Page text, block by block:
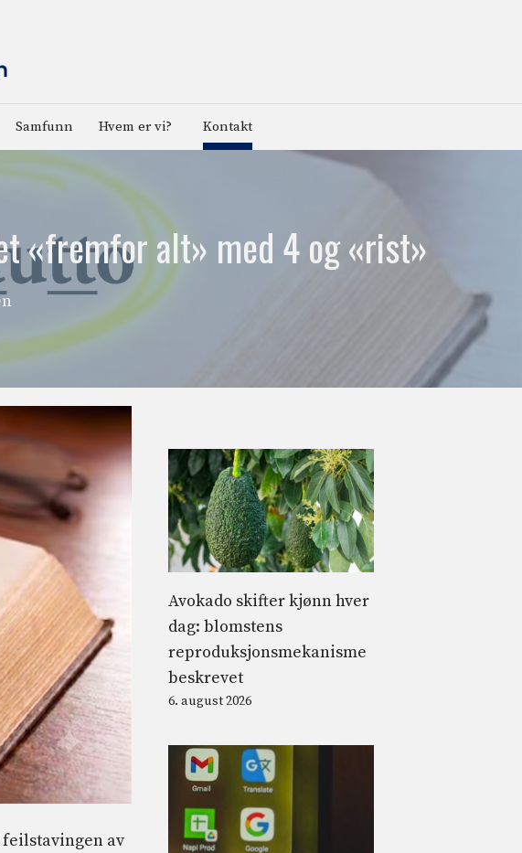
Samfunn Hvem er vi? Kontakt
«fremfor alt» med 4 og «rist»
av
Avokado skifter kjønn hver
dag: blomstens
reproduksjonsmekanisme
beskrevet
6. august 2026